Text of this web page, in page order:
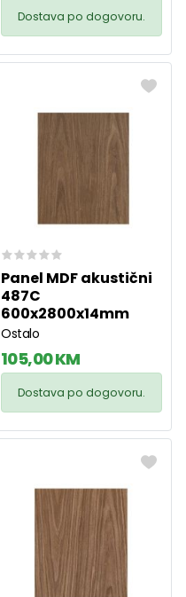
Dostava po dogovoru.
Panel MDF akustični
487C
600x2800x14mm
Ostalo
105,00 KM
Dostava po dogovoru.